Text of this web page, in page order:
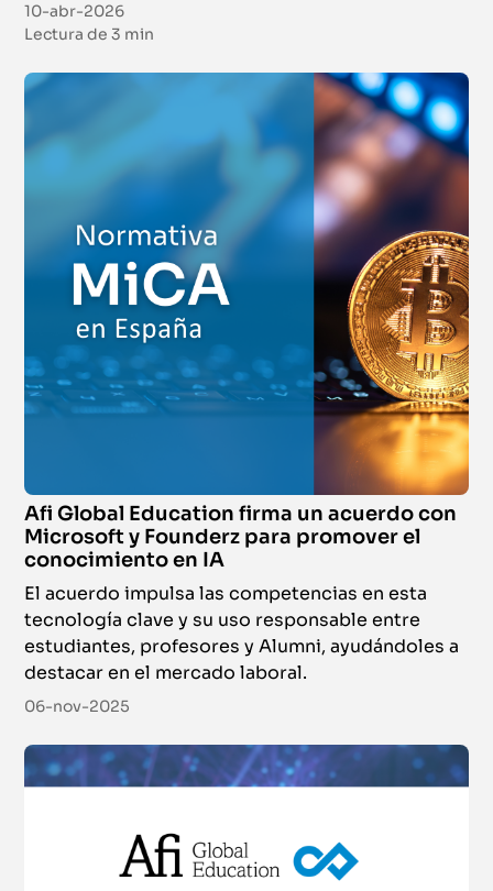
10-abr-2026
Lectura de3 min
Afi Global Education firma un acuerdo con
Microsoft y Founderz para promover el
conocimiento en IA
El acuerdo impulsa las competencias en esta
tecnología clave y su uso responsable entre
estudiantes, profesores y Alumni, ayudándoles a
destacar en el mercado laboral.
06-nov-2025